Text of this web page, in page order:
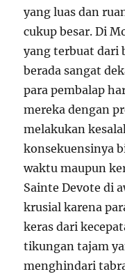
yang luas dan
cukup besar. Di
yang terbuat dari
berada sangat
para pembalap
mereka dengan
melakukan
konsekuensinya
waktu maupun
Sainte Devote di
krusial karena
keras dari
tikungan tajam
menghindari